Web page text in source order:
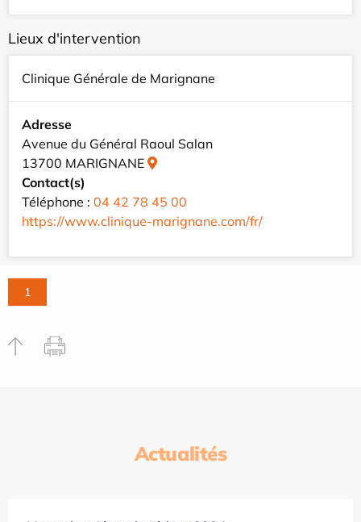
Lieux d'intervention
Clinique Générale de Marignane
Adresse
Avenue du Général Raoul Salan
13700 MARIGNANE
Contact(s)
Téléphone : 04 42 78 45 00
https://www.clinique-marignane.com/fr/
1
Actualités